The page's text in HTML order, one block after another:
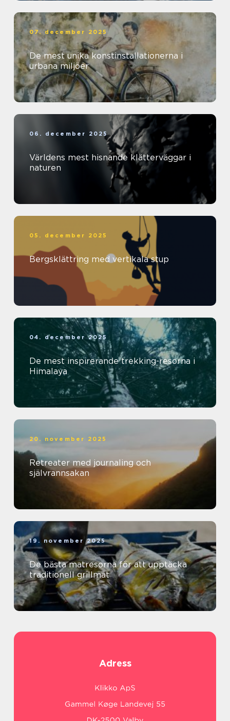
07. december 2025
De mest unika konstinstallationerna i
urbana miljöer
06. december 2025
Världens mest hisnande klätterväggar i
naturen
05. december 2025
Bergsklättring med vertikala stup
04. december 2025
De mest inspirerande trekking-resorna i
Himalaya
20. november 2025
Retreater med journaling och
självrannsakan
19. november 2025
De bästa matresorna för att upptäcka
traditionell grillmat
Adress